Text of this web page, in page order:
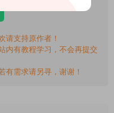
支持原作者！
有教程学习，不会再提交
需求请另寻，谢谢！